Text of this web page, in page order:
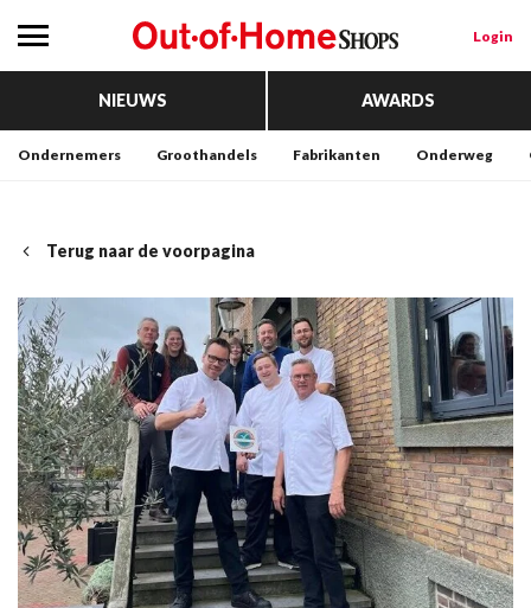
Login
NIEUWS AWARDS
Ondernemers Groothandels Fabrikanten Onderweg
Terug naar de voorpagina